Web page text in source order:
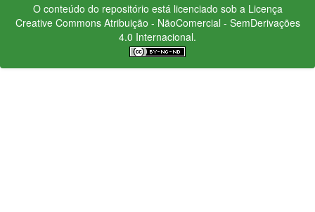
O conteúdo do repositório está licenciado sob a Licença
Creative CommonsAtribuição - NãoComercial - SemDerivações
4.0 Internacional.